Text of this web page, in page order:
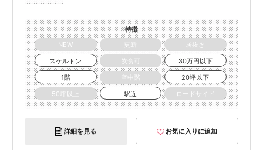
特徴
NEW
更新
居抜き
スケルトン
飲食可
30万円以下
1階
空中階
20坪以下
50坪以上
駅近 ロードサイド
詳細を見る お気に入りに追加